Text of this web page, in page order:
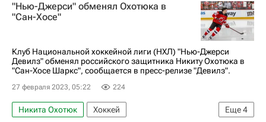
"Нью-Джерси" обменял Охотюка в
"Сан-Хосе"
Клуб Национальной хоккейной лиги (НХЛ) "Нью-Джерси
Девилз" обменял российского защитника Никиту Охотюка в
"Сан-Хосе Шаркс", сообщается в пресс-релизе "Девилз".
27 февраля 2023, 05:22 224
Еще4
Никита Охотюк
Хоккей